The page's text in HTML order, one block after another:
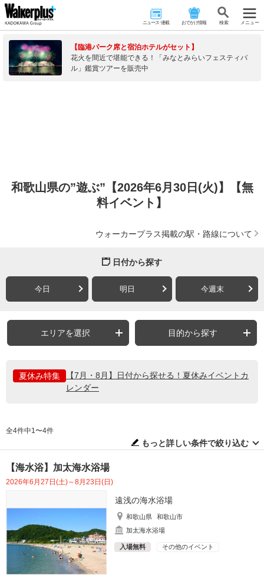
ニュース･連載 おでかけ情報 検 索 メニュー
【臨港パーク席と宿泊ホテルがセット】
花火を間近で堪能できる！「みなとみらいフェスティバ
ル」鑑賞ツアーを販売中
和歌山県の”遊ぶ”【2026年6月30日(火)】【無
料イベント】
ウォーカープラス掲載の駅・路線について
日付から探す
今日 明日 今週末
エリアを選択 目的から探す
夏休み特集
【7月・8月】日付から探せる！夏休みイベントカ
レンダー
全4件中1〜4件
もっと詳しい条件で絞り込む
【海水浴】加太海水浴場
2026年6月27日(土)～8月23日(日)
遠浅の海水浴場
和歌山県
和歌山市
加太海水浴場
入場無料 その他のイベント